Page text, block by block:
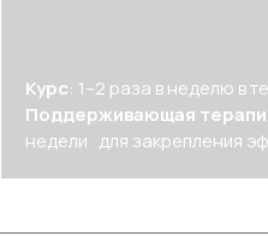
Курс: 1–2 раза в неделю в
Поддерживающая
недели для закрепления